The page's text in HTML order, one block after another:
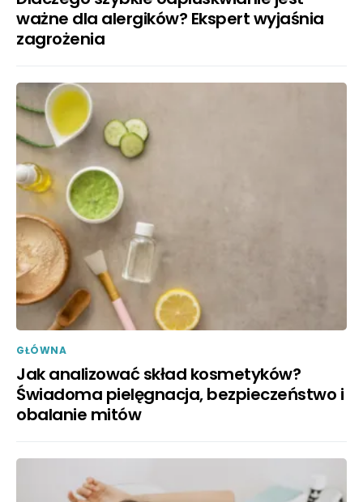
ważne dla alergików? Ekspert wyjaśnia
zagrożenia
GŁÓWNA
Jak analizować skład kosmetyków?
Świadoma pielęgnacja, bezpieczeństwo i
obalanie mitów